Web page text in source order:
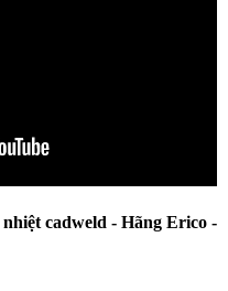
cadweld - Hãng Erico -